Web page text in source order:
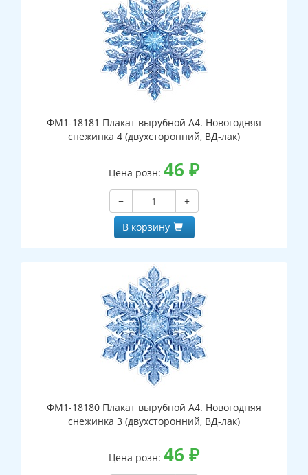
ФМ1-18181 Плакат вырубной А4. Новогодняя
снежинка 4 (двухсторонний, ВД-лак)
Цена розн: 46 ₽
−
+
В корзину
ФМ1-18180 Плакат вырубной А4. Новогодняя
снежинка 3 (двухсторонний, ВД-лак)
Цена розн: 46 ₽